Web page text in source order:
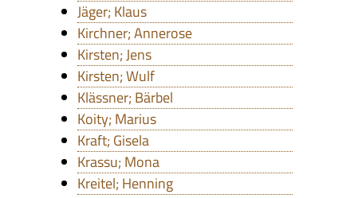
Jäger; Klaus
Kirchner; Annerose
Kirsten; Jens
Kirsten; Wulf
Klässner; Bärbel
Koity; Marius
Kraft; Gisela
Krassu; Mona
Kreitel; Henning